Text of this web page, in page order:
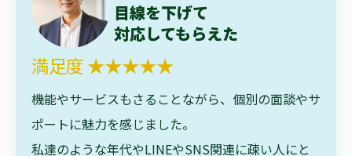
目線を下げて
対応してもらえた
満足度 ★★★★★
機能やサービスもさることながら、個別の面談やサ
ポートに魅力を感じました。
私達のような年代やLINEやSNS関連に疎い人にと